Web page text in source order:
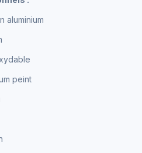
aluminium
peint